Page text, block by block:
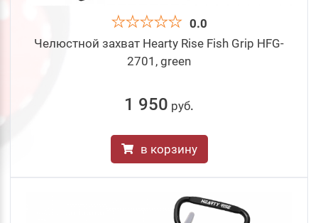
0.0
Челюстной захват Hearty Rise Fish Grip HFG-
2701, green
1 950 руб.
в корзину